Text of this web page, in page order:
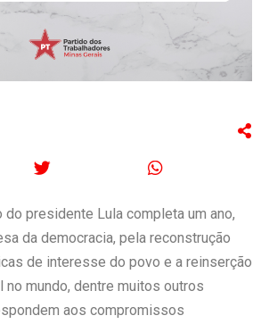
do presidente Lula completa um ano,
da democracia, pela reconstrução
de interesse do povo e a reinserção
no mundo, dentre muitos outros
aos compromissos